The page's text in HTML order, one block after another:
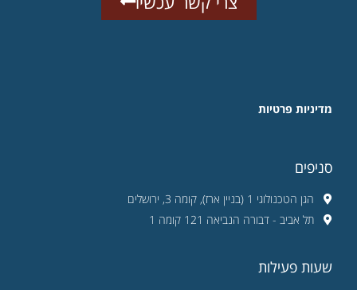
מדיניות פרטיות
סניפים
הגן הטכנולוגי 1 (בניין ארז), קומה 3, ירושלים
תל אביב - דבורה הנביאה 121 קומה 1
שעות פעילות